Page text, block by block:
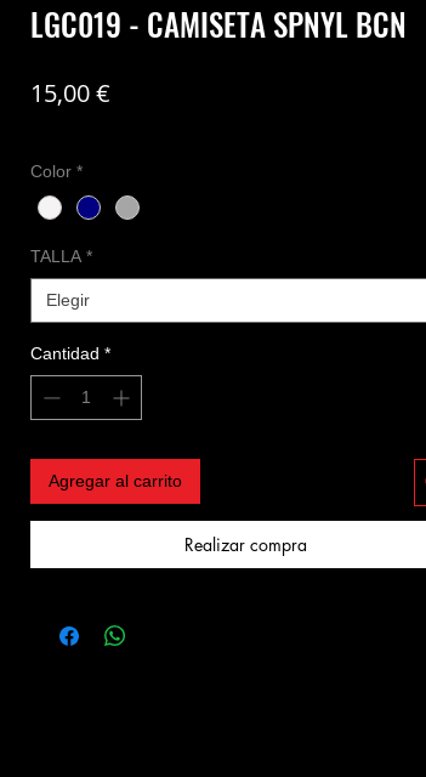
LGC019 - CAMISETA SPNYL BCN
15,00 €
Color *
TALLA *
Elegir
Cantidad *
Agregar al carrito
Realizar compra